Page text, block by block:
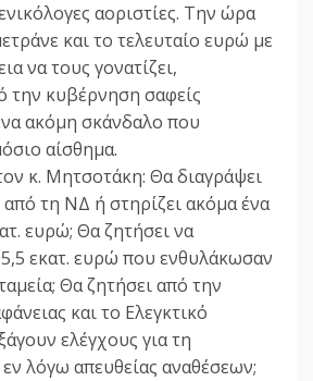
αοριστίες. Την ώρα
και το τελευταίο ευρώ με
να τους γονατίζει,
την κυβέρνηση σαφείς
ακόμη σκάνδαλο που
αίσθημα.
κ. Μητσοτάκη: Θα διαγράψει
τη ΝΔ ή στηρίζει ακόμα ένα
ευρώ; Θα ζητήσει να
εκατ. ευρώ που ενθυλάκωσαν
Θα ζητήσει από την
και το Ελεγκτικό
ελέγχους για τη
λόγω απευθείας αναθέσεων;